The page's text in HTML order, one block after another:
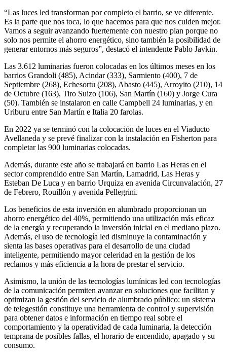
“Las luces led transforman por completo el barrio, se ve diferente.
Es la parte que nos toca, lo que hacemos para que nos cuiden mejor.
Vamos a seguir avanzando fuertemente con nuestro plan porque no
solo nos permite el ahorro energético, sino también la posibilidad de
generar entornos más seguros”, destacó el intendente Pablo Javkin.
Las 3.612 luminarias fueron colocadas en los últimos meses en los
barrios Grandoli (485), Acindar (333), Sarmiento (400), 7 de
Septiembre (268), Echesortu (208), Abasto (445), Arroyito (210), 14
de Octubre (163), Tiro Suizo (106), San Martín (160) y Jorge Cura
(50). También se instalaron en calle Campbell 24 luminarias, y en
Uriburu entre San Martín e Italia 20 farolas.
En 2022 ya se terminó con la colocación de luces en el Viaducto
Avellaneda y se prevé finalizar con la instalación en Fisherton para
completar las 900 luminarias colocadas.
Además, durante este año se trabajará en barrio Las Heras en el
sector comprendido entre San Martín, Lamadrid, Las Heras y
Esteban De Luca y en barrio Urquiza en avenida Circunvalación, 27
de Febrero, Rouillón y avenida Pellegrini.
Los beneficios de esta inversión en alumbrado proporcionan un
ahorro energético del 40%, permitiendo una utilización más eficaz
de la energía y recuperando la inversión inicial en el mediano plazo.
Además, el uso de tecnología led disminuye la contaminación y
sienta las bases operativas para el desarrollo de una ciudad
inteligente, permitiendo mayor celeridad en la gestión de los
reclamos y más eficiencia a la hora de prestar el servicio.
Asimismo, la unión de las tecnologías lumínicas led con tecnologías
de la comunicación permiten avanzar en soluciones que facilitan y
optimizan la gestión del servicio de alumbrado público: un sistema
de telegestión constituye una herramienta de control y supervisión
para obtener datos e información en tiempo real sobre el
comportamiento y la operatividad de cada luminaria, la detección
temprana de posibles fallas, el horario de encendido, apagado y su
consumo.